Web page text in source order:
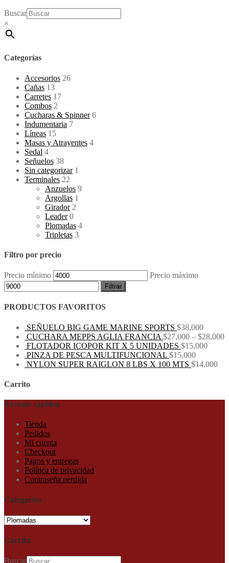
Buscar
×
Categorías
Accesorios 26
Cañas 13
Carretes 17
Combos 2
Cucharas & Spinner 6
Indumentaria 7
Líneas 15
Masas y Atrayentes 4
Sedal 4
Señuelos 38
Sin categorizar 1
Terminales 22
Anzuelos 9
Argollas 1
Girador 2
Leader 0
Plomadas 4
Tripletas 3
Filtro por precio
Precio mínimo Precio máximo
Filtrar
PRODUCTOS FAVORITOS
SEÑUELO BIG GAME MARINE SPORTS $38,000
CUCHARA MEPPS AGLIA FRANCIA $27,000 – $28,000
FLOTADOR ICOPOR KIT X 5 UNIDADES $15,000
PINZA DE PESCA MULTIFUNCIONAL $15,000
NYLON SUPER RAIGLON 8 LBS X 100 MTS $14,000
Carrito
Accesos rápidos
Tienda
Pedidos
Mi cuenta
Checkout
Pagos y entregas
Política de privacidad
Contraseña perdida
Categorías
Carrito
Buscar